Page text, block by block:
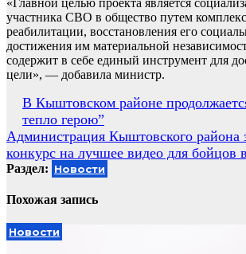
«Главной целью проекта является
участника СВО в общество путем
реабилитации, восстановления его
достижения им материальной
содержит в себе единый инструмент для
цели», — добавила министр.
Навигация
по
записям
В Кыштовском районе
тепло герою”
Администрация Кыштовского района
конкурс на лучшее видео для бойцов
Раздел: Новости
Похожая запись
Новости